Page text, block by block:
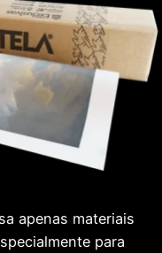
apenas materiais
para